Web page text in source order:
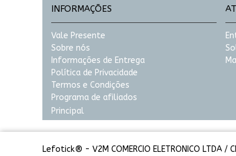
INFORMAÇÕES
Vale Presente
Sobre nós
Informações de Entrega
Política de Privacidade
Termos e Condições
Programa de afiliados
Principal
Lefotick® - V2M COMERCIO ELETRONICO